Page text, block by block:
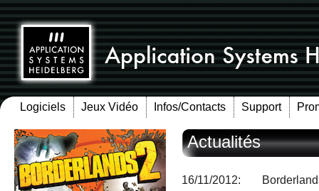
Logiciels Jeux Vidéo Infos/Contacts Support
Actualités
16/11/2012: